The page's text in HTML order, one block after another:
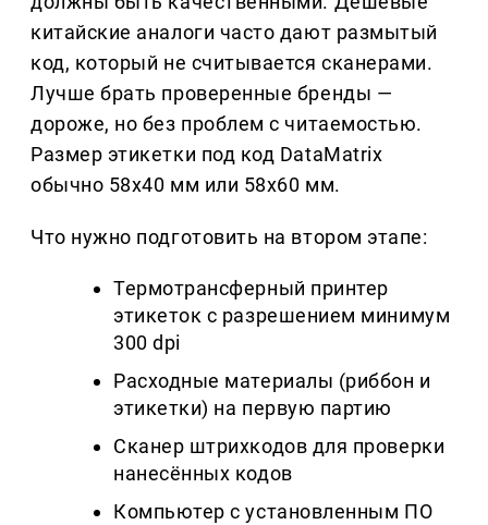
китайские аналоги часто дают размытый
код, который не считывается сканерами.
Лучше брать проверенные бренды —
дороже, но без проблем с читаемостью.
Размер этикетки под код DataMatrix
обычно 58х40 мм или 58х60 мм.
Что нужно подготовить на втором этапе:
Термотрансферный принтер
этикеток с разрешением минимум
300 dpi
Расходные материалы (риббон и
этикетки) на первую партию
Сканер штрихкодов для проверки
нанесённых кодов
Компьютер с установленным ПО